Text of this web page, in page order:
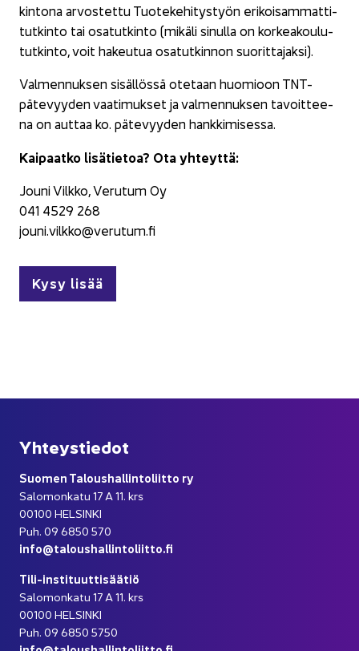
kin­to­na ar­vos­tet­tu Tuo­te­ke­hi­tys­työn eri­koi­sam­mat­ti­
tut­kin­to tai osa­tut­kin­to (mi­kä­li si­nul­la on kor­kea­kou­lu­
tut­kin­to, voit ha­keu­tua osa­tut­kin­non suo­rit­ta­jak­si).
Val­men­nuk­sen si­säl­lös­sä ote­taan huo­mioon TNT-​
pätevyyden vaa­ti­muk­set ja val­men­nuk­sen ta­voit­tee­
na on aut­taa ko. pä­te­vyy­den hank­ki­mi­ses­sa.
Kai­paat­ko li­sä­tie­toa? Ota yh­teyt­tä:
Jouni Vilk­ko, Ve­ru­tum Oy
041 4529 268
jouni.vilk­ko@ve­ru­tum.fi
Kysy lisää
Yh­teys­tie­dot
Suo­men Ta­lous­hal­lin­to­liit­to ry
Sa­lo­mon­ka­tu 17 A 11. krs
00100 HEL­SIN­KI
Puh. 09 6850 570
info@ta­lous­hal­lin­to­liit­to.fi
Tili-​instituuttisäätiö
Sa­lo­mon­ka­tu 17 A 11. krs
00100 HEL­SIN­KI
Puh. 09 6850 5750